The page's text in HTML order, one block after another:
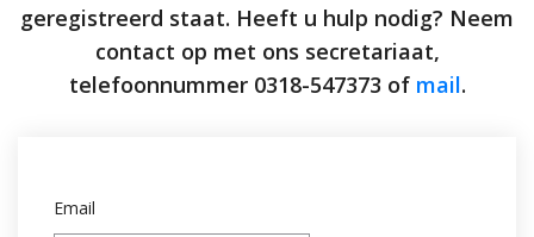
geregistreerd staat. Heeft u hulp nodig? Neem
contact op met ons secretariaat,
telefoonnummer 0318-547373 of mail.
Email